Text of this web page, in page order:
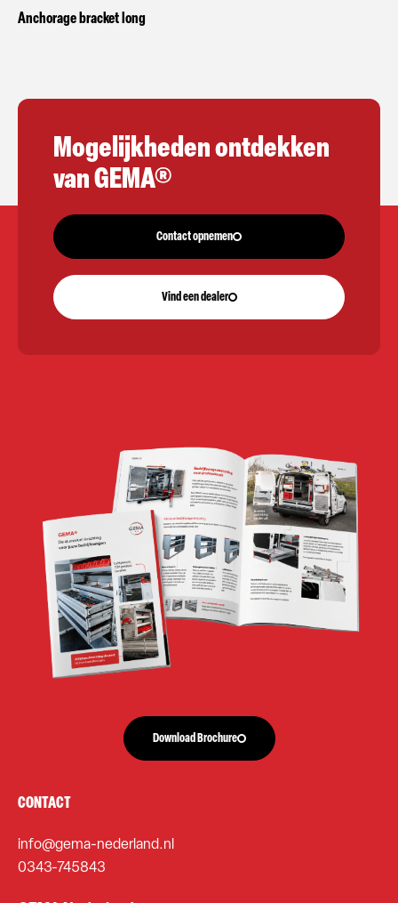
Anchorage bracket long
Mogelijkheden ontdekken
van GEMA®
Contact opnemen
Vind een dealer
Download Brochure
CONTACT
info@gema-nederland.nl
0343-745843